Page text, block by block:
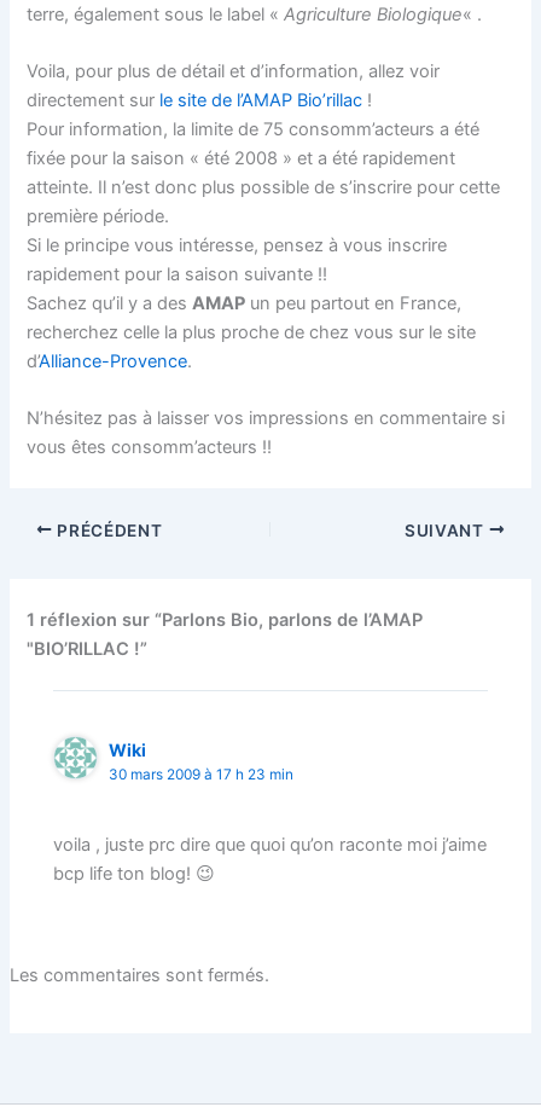
terre, également sous le label «Agriculture Biologique« .
Voila, pour plus de détail et d’information, allez voir
directement sur le site de l’AMAP Bio’rillac !
Pour information, la limite de 75 consomm’acteurs a été
fixée pour la saison « été 2008 » et a été rapidement
atteinte. Il n’est donc plus possible de s’inscrire pour cette
première période.
Si le principe vous intéresse, pensez à vous inscrire
rapidement pour la saison suivante !!
Sachez qu’il y a desAMAP un peu partout en France,
recherchez celle la plus proche de chez vous sur le site
d’Alliance-Provence.
N’hésitez pas à laisser vos impressions en commentaire si
vous êtes consomm’acteurs !!
PRÉCÉDENT SUIVANT
1 réflexion sur “Parlons Bio, parlons de l’AMAP
"BIO’RILLAC !”
Wiki
30 mars 2009 à 17 h 23 min
voila , juste prc dire que quoi qu’on raconte moi j’aime
bcp life ton blog! 😉
Les commentaires sont fermés.